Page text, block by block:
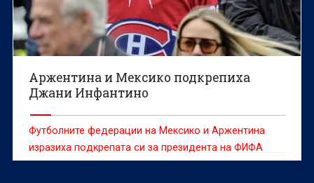
Аржентина и Мексико подкрепиха
Джани Инфантино
Футболните федерации на Мексико и Аржентина
изразиха подкрепата си за президента на ФИФА
Джани Инфантино в момент, в който шефът на